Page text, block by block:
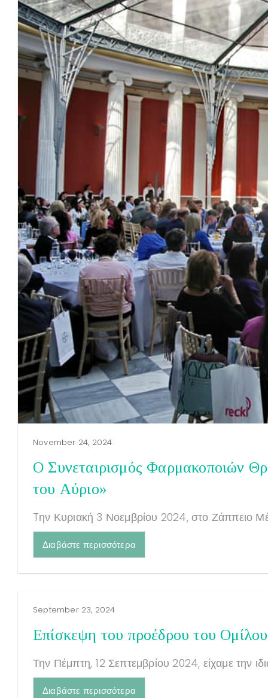
November 24, 2024
Ο Συνεταιρισμός Φαρμακοποιών
του Αύριο»
Tην Κυριακή 3 Νοεμβρίου 2024, στο Ζάππειο
Διαβάστε περισσότερα
September 23, 2024
Επίσκεψη του προέδρου του
Την Πέμπτη, 12 Σεπτεμβρίου 2024, είχαμε την
Διαβάστε περισσότερα